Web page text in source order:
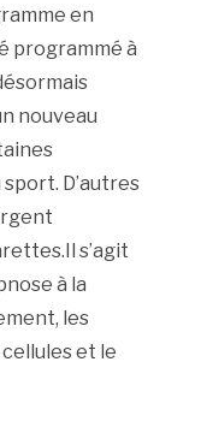
en
programmé à
nouveau
D’autres
s’agit
à la
les
et le